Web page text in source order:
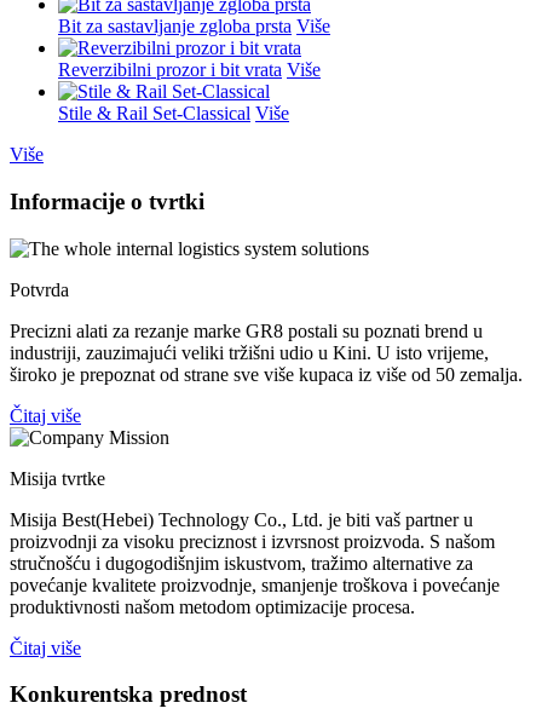
Bit za sastavljanje zgloba prsta Više
Reverzibilni prozor i bit vrata Više
Stile & Rail Set-Classical Više
Više
Informacije o tvrtki
Potvrda
Precizni alati za rezanje marke GR8 postali su poznati brend u
industriji, zauzimajući veliki tržišni udio u Kini. U isto vrijeme,
široko je prepoznat od strane sve više kupaca iz više od 50 zemalja.
Čitaj više
Misija tvrtke
Misija Best(Hebei) Technology Co., Ltd. je biti vaš partner u
proizvodnji za visoku preciznost i izvrsnost proizvoda. S našom
stručnošću i dugogodišnjim iskustvom, tražimo alternative za
povećanje kvalitete proizvodnje, smanjenje troškova i povećanje
produktivnosti našom metodom optimizacije procesa.
Čitaj više
Konkurentska prednost